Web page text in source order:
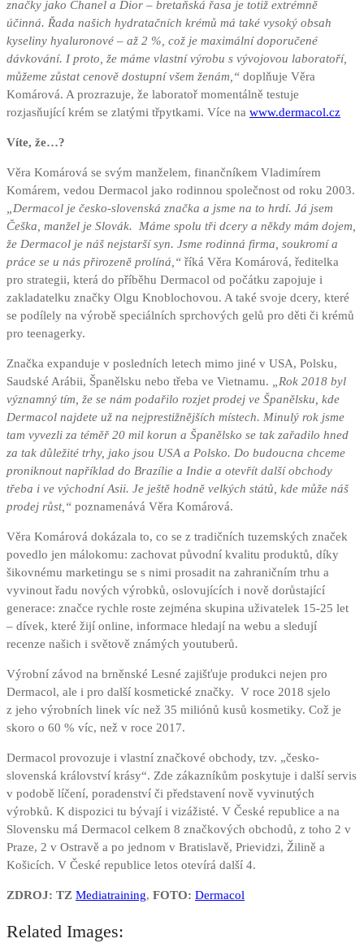
značky jako Chanel a Dior – bretaňská řasa je totiž extrémně
účinná. Řada našich hydratačních krémů má také vysoký obsah
kyseliny hyaluronové – až 2 %, což je maximální doporučené
dávkování. I proto, že máme vlastní výrobu s vývojovou laboratoří,
můžeme zůstat cenově dostupní všem ženám,“ doplňuje Věra
Komárová. A prozrazuje, že laboratoř momentálně testuje
rozjasňující krém se zlatými třpytkami. Více na www.dermacol.cz
Víte, že…?
Věra Komárová se svým manželem, finančníkem Vladimírem
Komárem, vedou Dermacol jako rodinnou společnost od roku 2003.
„Dermacol je česko-slovenská značka a jsme na to hrdí. Já jsem
Češka, manžel je Slovák. Máme spolu tři dcery a někdy mám dojem,
že Dermacol je náš nejstarší syn. Jsme rodinná firma, soukromí a
práce se u nás přirozeně prolíná,“ říká Věra Komárová, ředitelka
pro strategii, která do příběhu Dermacol od počátku zapojuje i
zakladatelku značky Olgu Knoblochovou. A také svoje dcery, které
se podílely na výrobě speciálních sprchových gelů pro děti či krémů
pro teenagerky.
Značka expanduje v posledních letech mimo jiné v USA, Polsku,
Saudské Arábii, Španělsku nebo třeba ve Vietnamu.
„Rok 2018 byl
významný tím, že se nám podařilo rozjet prodej ve Španělsku, kde
Dermacol najdete už na nejprestižnějších místech. Minulý rok jsme
tam vyvezli za téměř 20 mil korun a Španělsko se tak zařadilo hned
za tak důležité trhy, jako jsou USA a Polsko. Do budoucna chceme
proniknout například do Brazílie a Indie a otevřít další obchody
třeba i ve východní Asii. Je ještě hodně velkých států, kde může náš
prodej růst,“ poznamenává Věra Komárová.
Věra Komárová dokázala to, co se z tradičních tuzemských značek
povedlo jen málokomu: zachovat původní kvalitu produktů, díky
šikovnému marketingu se s nimi prosadit na zahraničním trhu a
vyvinout řadu nových výrobků, oslovujících i nově dorůstající
generace: značce rychle roste zejména skupina uživatelek 15-25 let
– dívek, které žijí online, informace hledají na webu a sledují
recenze našich i světově známých youtuberů.
Výrobní závod na brněnské Lesné zajišťuje produkci nejen pro
Dermacol, ale i pro další kosmetické značky. V roce 2018 sjelo
z jeho výrobních linek víc než 35 miliónů kusů kosmetiky. Což je
skoro o 60 % víc, než v roce 2017.
Dermacol provozuje i vlastní značkové obchody, tzv. „česko-
slovenská království krásy“. Zde zákazníkům poskytuje i další servis
v podobě líčení, poradenství či představení nově vyvinutých
výrobků. K dispozici tu bývají i vizážisté. V České republice a na
Slovensku má Dermacol celkem 8 značkových obchodů, z toho 2 v
Praze, 2 v Ostravě a po jednom v Bratislavě, Prievidzi, Žilině a
Košicích. V České republice letos otevírá další 4.
ZDROJ: TZ Mediatraining, FOTO: Dermacol
Related Images: